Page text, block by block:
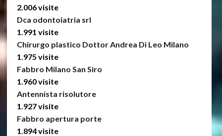
2.006 visite
Dca odontoiatria srl
1.991 visite
Chirurgo plastico Dottor Andrea Di Leo Milano
1.975 visite
Fabbro Milano San Siro
1.960 visite
Antennista risolutore
1.927 visite
Fabbro apertura porte
1.894 visite